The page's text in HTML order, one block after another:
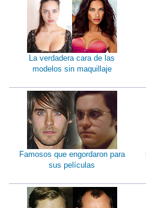
La verdadera cara de las
modelos sin maquillaje
Famosos que engordaron para
sus películas